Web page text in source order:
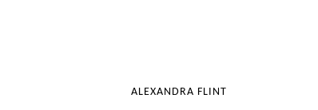
ALEXANDRA FLINT